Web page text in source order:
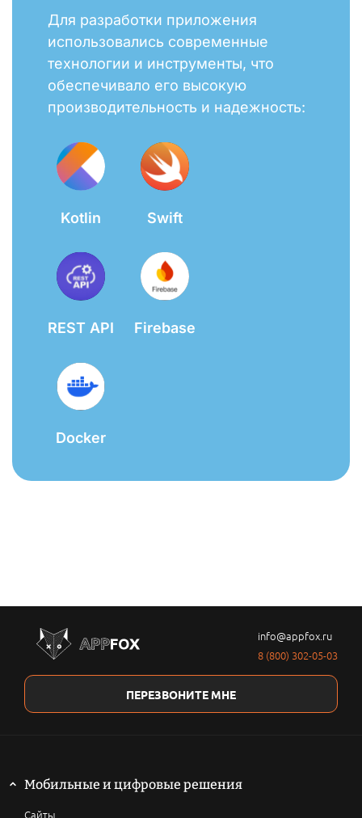
Для разработки приложения
использовались современные
технологии и инструменты, что
обеспечивало его высокую
производительность и надежность:
Kotlin Swift
REST API Firebase
Docker
info@appfox.ru
8 (800) 302-05-03
ПЕРЕЗВОНИТЕ МНЕ
Мобильные и цифровые решения
Сайты